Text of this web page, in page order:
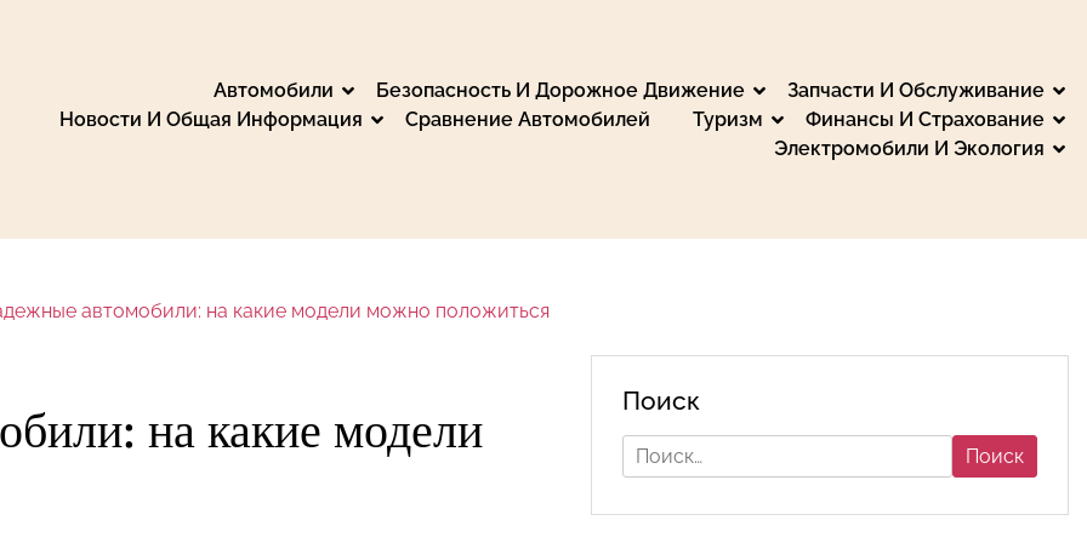
Марки, Сравнения, Путешествия и
и выберите идеальный автомобиль, ознакомьтесь с обзорами и тестами. Мы предоставляем
из автомобильного мира, путешествуйте на автомобиле, получайте финансовые
Автомобили Безопасность И Дорожное Движение
Запчасти И Обслуживание
Новости И Общая Информация
Сравнение Автомобилей Туризм
Финансы И Страхование
Электромобили И Экология
автомобили: на какие модели можно положиться
на какие модели
Поиск
Найти: